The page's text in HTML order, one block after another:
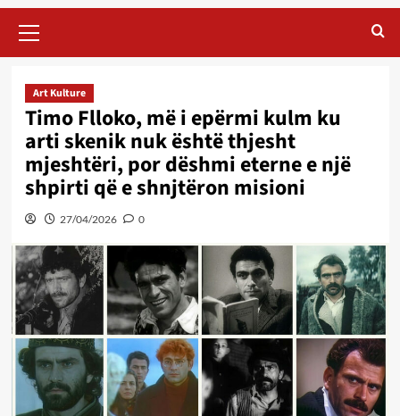
Menu
Art Kulture
Timo Flloko, më i epërmi kulm ku
arti skenik nuk është thjesht
mjeshtëri, por dëshmi eterne e një
shpirti që e shnjtëron misioni
27/04/2026 0